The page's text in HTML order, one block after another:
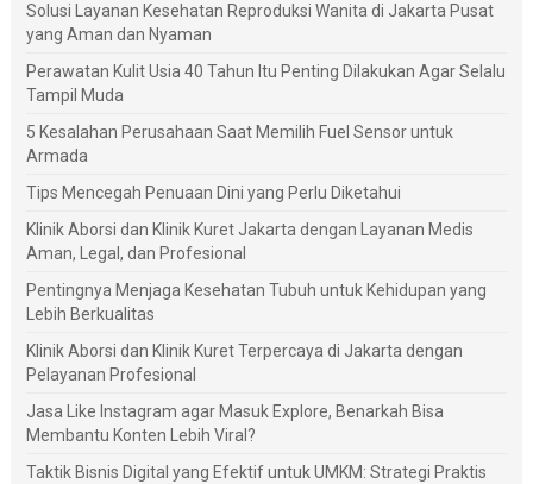
Solusi Layanan Kesehatan Reproduksi Wanita di Jakarta Pusat
yang Aman dan Nyaman
Perawatan Kulit Usia 40 Tahun Itu Penting Dilakukan Agar Selalu
Tampil Muda
5 Kesalahan Perusahaan Saat Memilih Fuel Sensor untuk
Armada
Tips Mencegah Penuaan Dini yang Perlu Diketahui
Klinik Aborsi dan Klinik Kuret Jakarta dengan Layanan Medis
Aman, Legal, dan Profesional
Pentingnya Menjaga Kesehatan Tubuh untuk Kehidupan yang
Lebih Berkualitas
Klinik Aborsi dan Klinik Kuret Terpercaya di Jakarta dengan
Pelayanan Profesional
Jasa Like Instagram agar Masuk Explore, Benarkah Bisa
Membantu Konten Lebih Viral?
Taktik Bisnis Digital yang Efektif untuk UMKM: Strategi Praktis